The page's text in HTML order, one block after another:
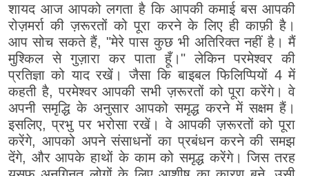
शायद आज आपको लगता है कि आपकी कमाई बस आपकी
रोज़मर्रा की ज़रूरतों को पूरा करने के लिए ही काफ़ी है।
आप सोच सकते हैं, "मेरे पास कुछ भी अतिरिक्त नहीं है। मैं
मुश्किल से गुज़ारा कर पाता हूँ।" लेकिन परमेश्वर की
प्रतिज्ञा को याद रखें। जैसा कि बाइबल फिलिप्पियों 4 में
कहती है, परमेश्वर आपकी सभी ज़रूरतों को पूरा करेंगे। वे
अपनी समृद्धि के अनुसार आपको समृद्ध करने में सक्षम हैं।
इसलिए, प्रभु पर भरोसा रखें। वे आपकी ज़रूरतों को पूरा
करेंगे, आपको अपने संसाधनों का प्रबंधन करने की समझ
देंगे, और आपके हाथों के काम को समृद्ध करेंगे। जिस तरह